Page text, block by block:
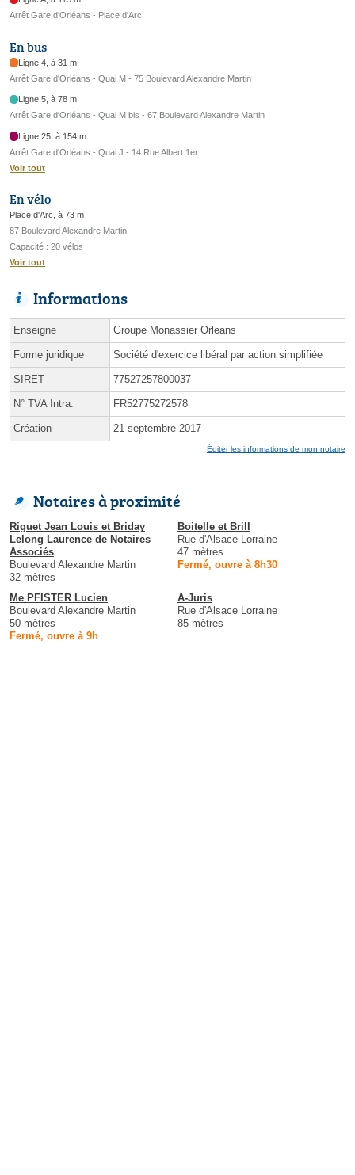
Arrêt Gare d'Orléans - Place d'Arc
En bus
Ligne 4, à 31 m
Arrêt Gare d'Orléans - Quai M - 75 Boulevard Alexandre Martin
Ligne 5, à 78 m
Arrêt Gare d'Orléans - Quai M bis - 67 Boulevard Alexandre Martin
Ligne 25, à 154 m
Arrêt Gare d'Orléans - Quai J - 14 Rue Albert 1er
Voir tout
En vélo
Place d'Arc, à 73 m
87 Boulevard Alexandre Martin
Capacité : 20 vélos
Voir tout
Informations
Enseigne Groupe Monassier Orleans
Forme juridique Société d'exercice libéral par action simplifiée
SIRET 77527257800037
N° TVA Intra. FR52775272578
Création 21 septembre 2017
Éditer les informations de mon notaire
Notaires à proximité
Riguet Jean Louis et Briday
Lelong Laurence de Notaires
Associés
Boulevard Alexandre Martin
32 mètres
Boitelle et Brill
Rue d'Alsace Lorraine
47 mètres
Fermé, ouvre à 8h30
Me PFISTER Lucien
Boulevard Alexandre Martin
50 mètres
Fermé, ouvre à 9h
A-Juris
Rue d'Alsace Lorraine
85 mètres